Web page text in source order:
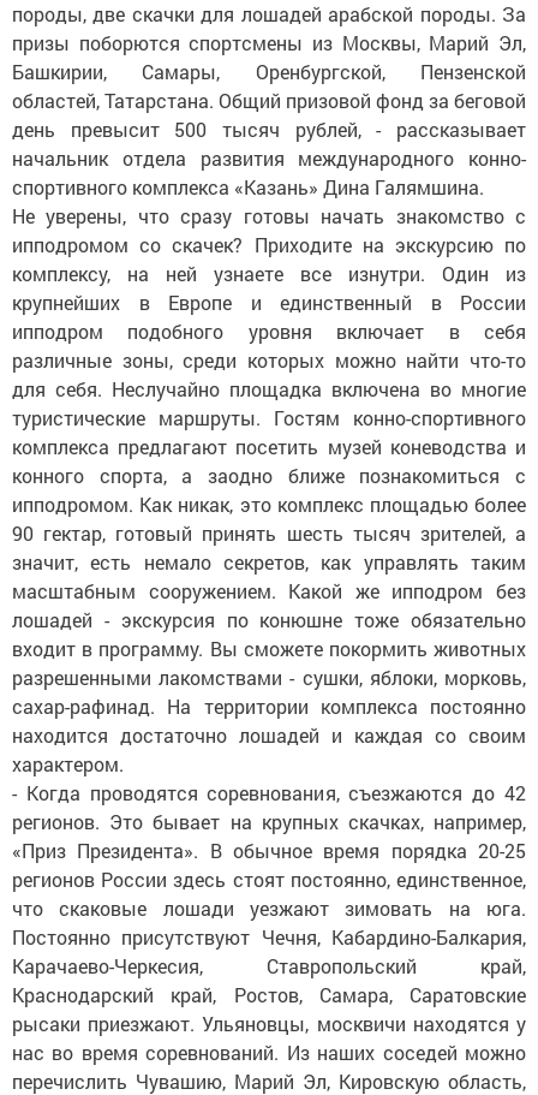
породы, две скачки для лошадей арабской породы. За
призы поборются спортсмены из Москвы, Марий Эл,
Башкирии, Самары, Оренбургской, Пензенской
областей, Татарстана. Общий призовой фонд за беговой
день превысит 500 тысяч рублей, - рассказывает
начальник отдела развития международного конно-
спортивного комплекса «Казань» Дина Галямшина.
Не уверены, что сразу готовы начать знакомство с
ипподромом со скачек? Приходите на экскурсию по
комплексу, на ней узнаете все изнутри. Один из
крупнейших в Европе и единственный в России
ипподром подобного уровня включает в себя
различные зоны, среди которых можно найти что-то
для себя. Неслучайно площадка включена во многие
туристические маршруты. Гостям конно-спортивного
комплекса предлагают посетить музей коневодства и
конного спорта, а заодно ближе познакомиться с
ипподромом. Как никак, это комплекс площадью более
90 гектар, готовый принять шесть тысяч зрителей, а
значит, есть немало секретов, как управлять таким
масштабным сооружением. Какой же ипподром без
лошадей - экскурсия по конюшне тоже обязательно
входит в программу. Вы сможете покормить животных
разрешенными лакомствами - сушки, яблоки, морковь,
сахар-рафинад. На территории комплекса постоянно
находится достаточно лошадей и каждая со своим
характером.
- Когда проводятся соревнования, съезжаются до 42
регионов. Это бывает на крупных скачках, например,
«Приз Президента». В обычное время порядка 20-25
регионов России здесь стоят постоянно, единственное,
что скаковые лошади уезжают зимовать на юга.
Постоянно присутствуют Чечня, Кабардино-Балкария,
Карачаево-Черкесия, Ставропольский край,
Краснодарский край, Ростов, Самара, Саратовские
рысаки приезжают. Ульяновцы, москвичи находятся у
нас во время соревнований. Из наших соседей можно
перечислить Чувашию, Марий Эл, Кировскую область,